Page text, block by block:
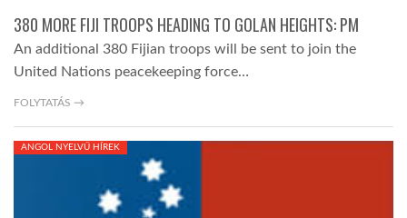
380 MORE FIJI TROOPS HEADING TO GOLAN HEIGHTS: PM
An additional 380 Fijian troops will be sent to join the
United Nations peacekeeping force…
FOLYTATÁS →
ANGOL NYELVŰ HÍREK